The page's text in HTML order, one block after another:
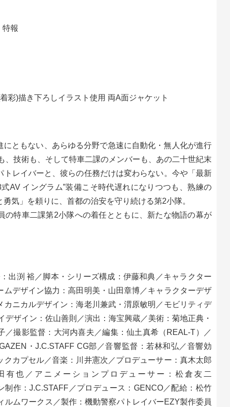
報
彩)描き下ろしイラスト使用 両A面ジャケット
ともない、あらゆる分野で急速に自動化・無人化が進行
、技術も、そして特車二課のメンバーも、あの二十世紀末
トレイバーと、彼らの任務だけは変わらない。今や「最新
AV イングラム”装備こそ時代遅れになりつつも、熟練の
気」を頼りに、首都の治安を守り続ける第2小隊。
特車二課第2小隊への着任とともに、新たな物語の幕が
出渕 裕／脚本・シリーズ構成：伊藤和典／キャラクター
ムデザイン協力：高田明美・山田章博／キャラクターデザ
カニカルデザイン：海老川兼武・渭原敏明／モビリティデ
デザイン：佐山善則／演出：海宝興蔵／美術：菊地正典・
／撮影監督：大河内喜夫／編集：仙土真希（REAL-T）／
・J.C.STAFF CG部／音響監督：若林和弘／音響効
カプセル／音楽：川井憲次／プロデューサー：真木太郎
有也／アニメーションプロデューサー：松倉友二
制作：J.C.STAFF／プロデュース：GENCO／配給：松竹
ルムワークス／製作：機動警察パトレイバーEZY製作委員